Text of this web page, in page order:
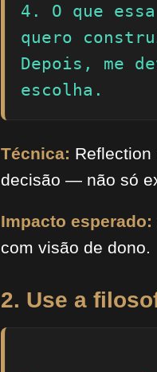
4. O que
quero
Depois, me
escolha.
Técnica: Reflection
decisão — não só
Impacto esperado:
com visão de dono.
2. Use a